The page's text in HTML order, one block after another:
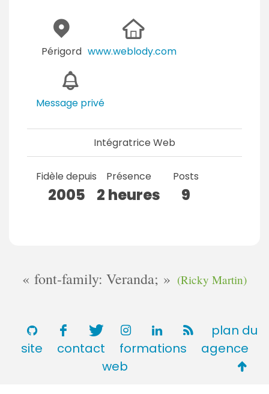
Périgord www.weblody.com
Message privé
Intégratrice Web
Fidèle depuis
2005
Présence
2 heures
Posts
9
font-family: Veranda; (Ricky Martin)
plan du
site
contact formations
agence
web